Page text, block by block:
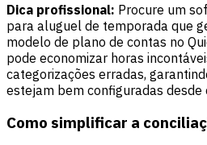
Dica profissional: Procure um
para aluguel de temporada que
modelo de plano de contas no
pode economizar horas
categorizações erradas,
estejam bem configuradas desde
Como simplificar a